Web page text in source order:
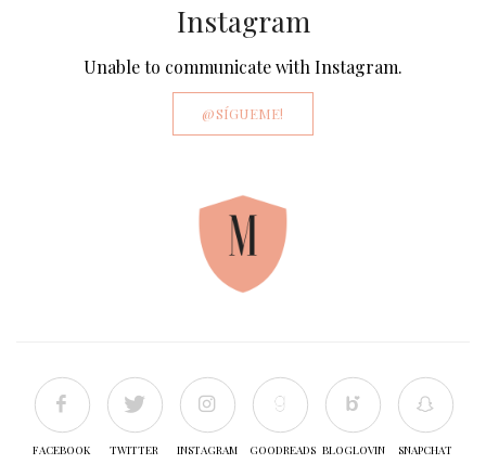
Instagram
Unable to communicate with Instagram.
@SÍGUEME!
FACEBOOK TWITTER INSTAGRAM GOODREADS BLOGLOVIN SNAPCHAT